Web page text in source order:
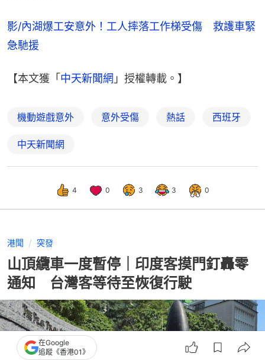
影/內湖爆工安意外！工人摔落工作梯受傷　救護車緊
急馳援
【本文獲「中天新聞網 」授權轉載。】
機動遊戲意外 意外受傷 熱話 西班牙
中天新聞網
4 0 3 3 0
港聞 突發
山頂纜車一度暫停｜印度客摸門釘轟零
通知 台灣客等待至恢復行駛
在Google
追蹤《香港01》